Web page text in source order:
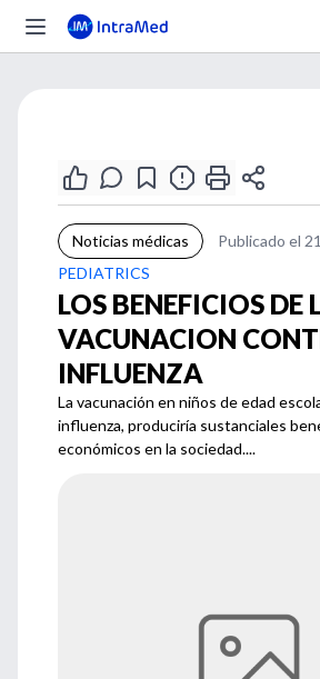
Noticias médicas
Publicado el
PEDIATRICS
LOS BENEFICIOS DE
VACUNACION
INFLUENZA
La vacunación en niños de edad
influenza, produciría sustanciales
económicos en la sociedad....